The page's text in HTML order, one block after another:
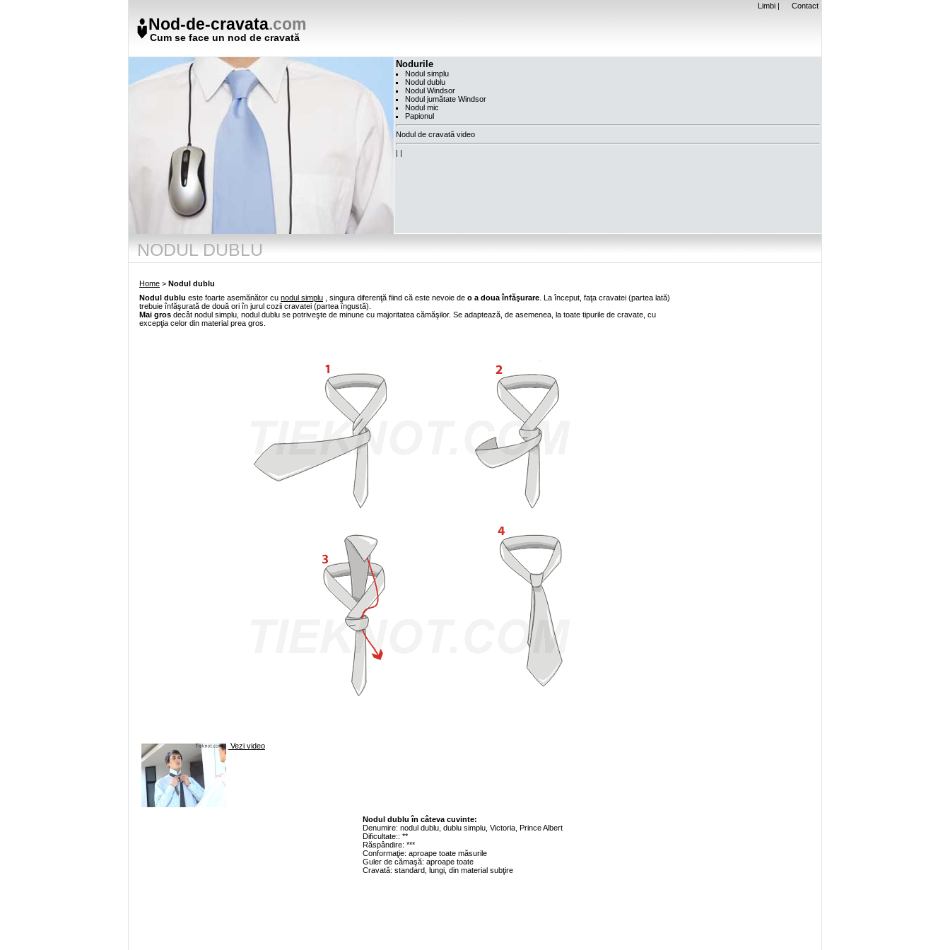
Nod-de-cravata.com
Cum se face un nod de cravată
Limbi | Contact
Nodurile
Nodul simplu
Nodul dublu
Nodul Windsor
Nodul jumătate Windsor
Nodul mic
Papionul
Nodul de cravată video
| |
NODUL DUBLU
Home > Nodul dublu
Nodul dublu este foarte asemănător cu nodul simplu , singura diferenţă fiind că este nevoie de o a doua înfăşurare . La început, faţa cravatei (partea lată)
trebuie înfăşurată de două ori în jurul cozii cravatei (partea îngustă).
Mai gros decât nodul simplu, nodul dublu se potriveşte de minune cu majoritatea cămăşilor. Se adaptează, de asemenea, la toate tipurile de cravate, cu
excepţia celor din material prea gros.
Vezi video
Nodul dublu în câteva cuvinte:
Denumire: nodul dublu, dublu simplu, Victoria, Prince Albert
Dificultate:: **
Răspândire: ***
Conformaţie: aproape toate măsurile
Guler de cămaşă: aproape toate
Cravată: standard, lungi, din material subţire